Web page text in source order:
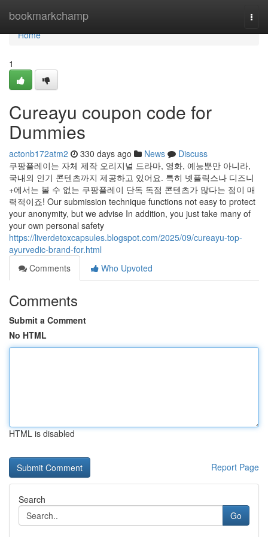
bookmarkchamp
Home
Home
1
Cureayu coupon code for
Dummies
actonb172atm2 330 days ago News
Discuss
쿠팡플레이는 자체 제작 오리지널 드라마, 영화, 예능뿐만 아니라,
국내외 인기 콘텐츠까지 제공하고 있어요. 특히 넷플릭스나 디즈니
+에서는 볼 수 없는 쿠팡플레이 단독 독점 콘텐츠가 많다는 점이 매
력적이죠! Our submission technique functions not easy to protect
your anonymity, but we advise In addition, you just take many of
your own personal safety
https://liverdetoxcapsules.blogspot.com/2025/09/cureayu-top-
ayurvedic-brand-for.html
Comments
Who Upvoted
Comments
Submit a Comment
No HTML
HTML is disabled
Report Page
Search
Go